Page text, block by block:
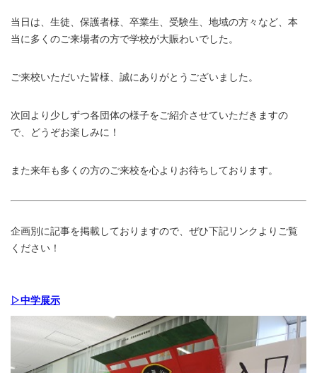
当日は、生徒、保護者様、卒業生、受験生、地域の方々など、 本
当に多くのご来場者の方で学校が大賑わいでした。
ご来校いただいた皆様、誠にありがとうございました。
次回より少しずつ各団体の様子をご紹介させていただきますの
で、どうぞお楽しみに！
また来年も多くの方のご来校を心よりお待ちしております。
企画別に記事を掲載しておりますので、ぜひ下記リンクよりご覧
ください！
▷中学展示